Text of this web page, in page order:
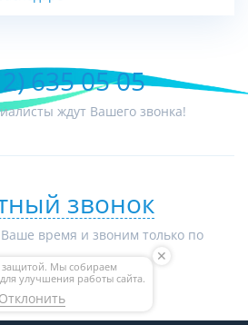
635 05 05
ждут Вашего звонка!
звонок
время и звоним только по
Мы собираем
для улучшения работы сайта.
Отклонить
✕